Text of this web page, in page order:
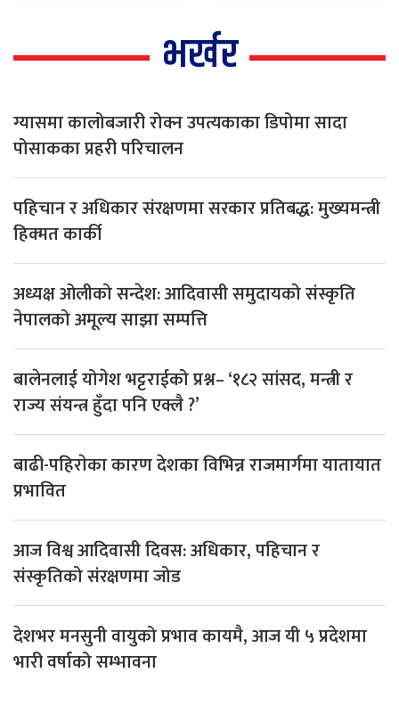
भर्खर
ग्यासमा कालोबजारी रोक्न उपत्यकाका डिपोमा सादा
पोसाकका प्रहरी परिचालन
पहिचान र अधिकार संरक्षणमा सरकार प्रतिबद्ध: मुख्यमन्त्री
हिक्मत कार्की
अध्यक्ष ओलीको सन्देश: आदिवासी समुदायको संस्कृति
नेपालको अमूल्य साझा सम्पत्ति
बालेनलाई योगेश भट्टराईको प्रश्न– ‘१८२ सांसद, मन्त्री र
राज्य संयन्त्र हुँदा पनि एक्लै ?’
बाढी-पहिराेका कारण देशका विभिन्न राजमार्गमा यातायात
प्रभावित
आज विश्व आदिवासी दिवस: अधिकार, पहिचान र
संस्कृतिको संरक्षणमा जोड
देशभर मनसुनी वायुको प्रभाव कायमै, आज यी ५ प्रदेशमा
भारी वर्षाको सम्भावना